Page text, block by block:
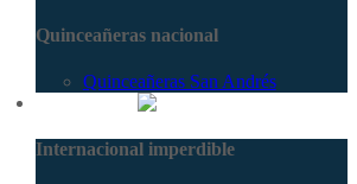
Quinceañeras nacional
Quinceañeras San Andrés
Internacional imperdible